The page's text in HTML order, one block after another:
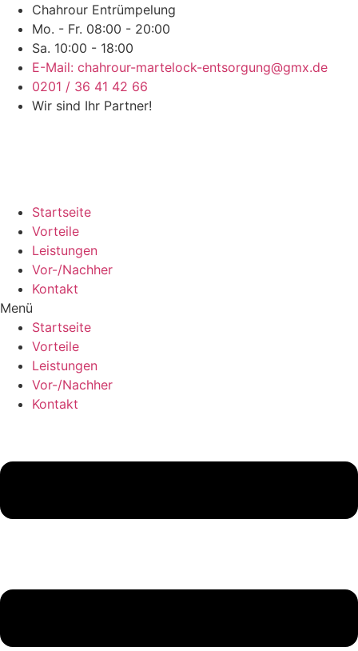
Chahrour Entrümpelung
Mo. - Fr. 08:00 - 20:00
Sa. 10:00 - 18:00
E-Mail: chahrour-martelock-entsorgung@gmx.de
0201 / 36 41 42 66
Wir sind Ihr Partner!
Startseite
Vorteile
Leistungen
Vor-/Nachher
Kontakt
Menü
Startseite
Vorteile
Leistungen
Vor-/Nachher
Kontakt